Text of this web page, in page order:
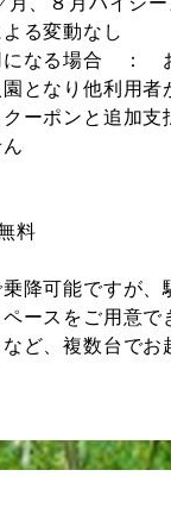
変動なし
になる場合 ：
り他利用者が
ンと追加支払
料
降可能ですが、
ースをご用意で
ど、複数台でお